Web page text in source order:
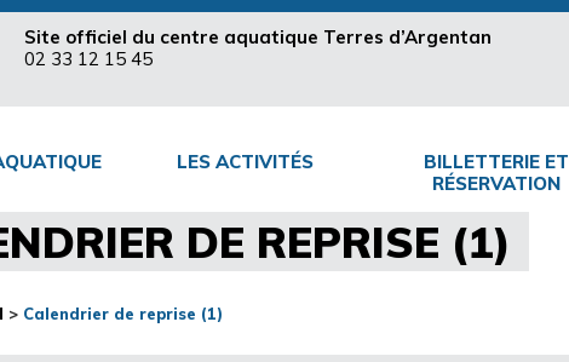
Site officiel du centre aquatique Terres d’Argentan
02 33 12 15 45
LES ACTIVITÉS
BILLETTERIE ET
RÉSERVATION
DE REPRISE (1)
> Calendrier de reprise (1)